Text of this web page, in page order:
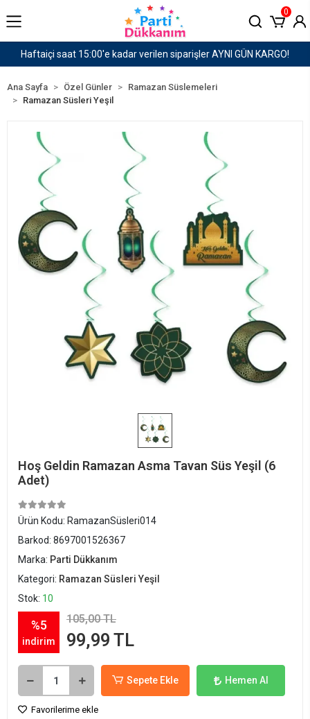
GÜN KARGO! 1500 TL ve Üzeri Kargo Ücretsiz!
0
Ana Sayfa Özel Günler
Ramazan Süslemeleri
Ramazan Süsleri Yeşil
Hoş Geldin Ramazan Asma Tavan Süs Yeşil (6
Adet)
Ürün Kodu: RamazanSüsleri014
Barkod: 8697001526367
Marka: Parti Dükkanım
Kategori: Ramazan Süsleri Yeşil
Stok: 10
%5
indirim
105,00 TL
99,99 TL
Sepete Ekle Hemen Al
Favorilerime ekle